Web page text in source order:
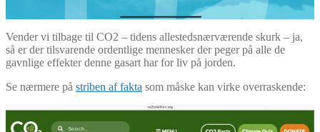
Vender vi tilbage til CO2 – tidens allestedsnærværende skurk – ja,
så er der tilsvarende ordentlige mennesker der peger på alle de
gavnlige effekter denne gasart har for liv på jorden.
Se nærmere på striben af fakta som måske kan virke overraskende: